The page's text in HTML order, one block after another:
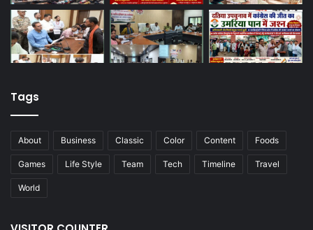
Tags
About Business Classic Color Content Foods
Games Life Style Team Tech Timeline Travel
World